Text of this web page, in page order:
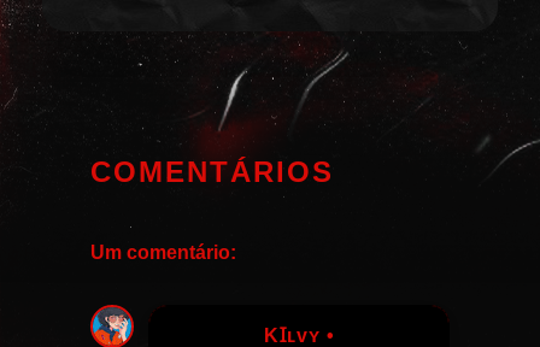
COMENTÁRIOS
Um comentário:
KꞮʟᴠʏ •